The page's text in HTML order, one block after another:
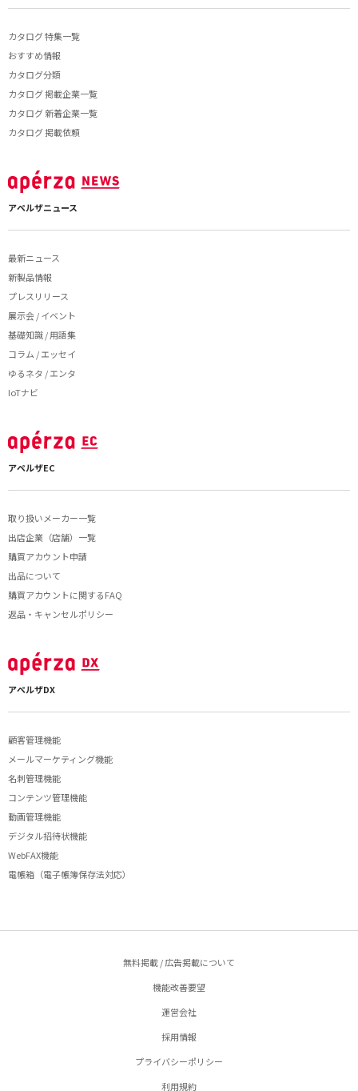
カタログ 特集一覧
おすすめ情報
カタログ分類
カタログ 掲載企業一覧
カタログ 新着企業一覧
カタログ 掲載依頼
アペルザニュース
最新ニュース
新製品情報
プレスリリース
展示会 / イベント
基礎知識 / 用語集
コラム / エッセイ
ゆるネタ / エンタ
IoTナビ
アペルザEC
取り扱いメーカー一覧
出店企業（店舗）一覧
購買アカウント申請
出品について
購買アカウントに関するFAQ
返品・キャンセルポリシー
アペルザDX
顧客管理機能
メールマーケティング機能
名刺管理機能
コンテンツ管理機能
動画管理機能
デジタル招待状機能
WebFAX機能
電帳箱（電子帳簿保存法対応）
無料掲載 / 広告掲載について
機能改善要望
運営会社
採用情報
プライバシーポリシー
利用規約